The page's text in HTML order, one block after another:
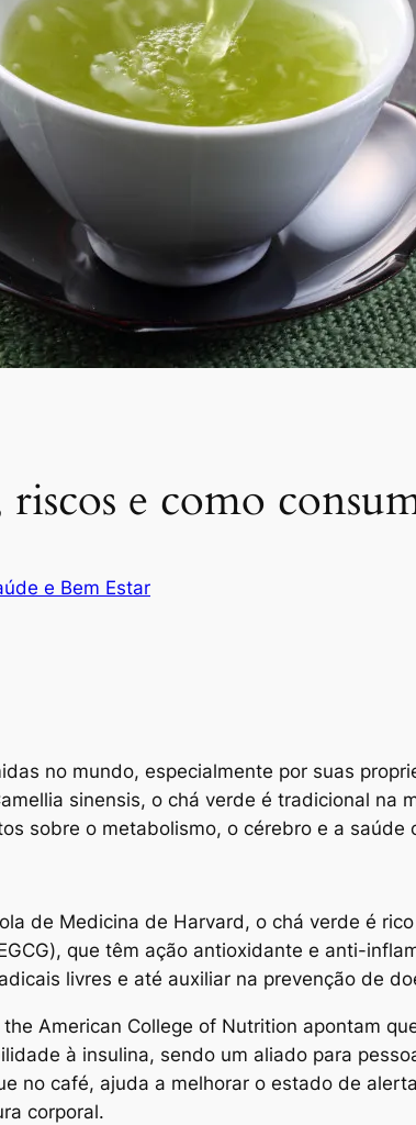
e como
e Bem Estar
no mundo, especialmente por suas
sinensis, o chá verde é tradicional na
sobre o metabolismo, o cérebro e a saúde
de Medicina de Harvard, o chá verde é
que têm ação antioxidante e anti-
livres e até auxiliar na prevenção de
American College of Nutrition apontam
à insulina, sendo um aliado para
no café, ajuda a melhorar o estado de
corporal.